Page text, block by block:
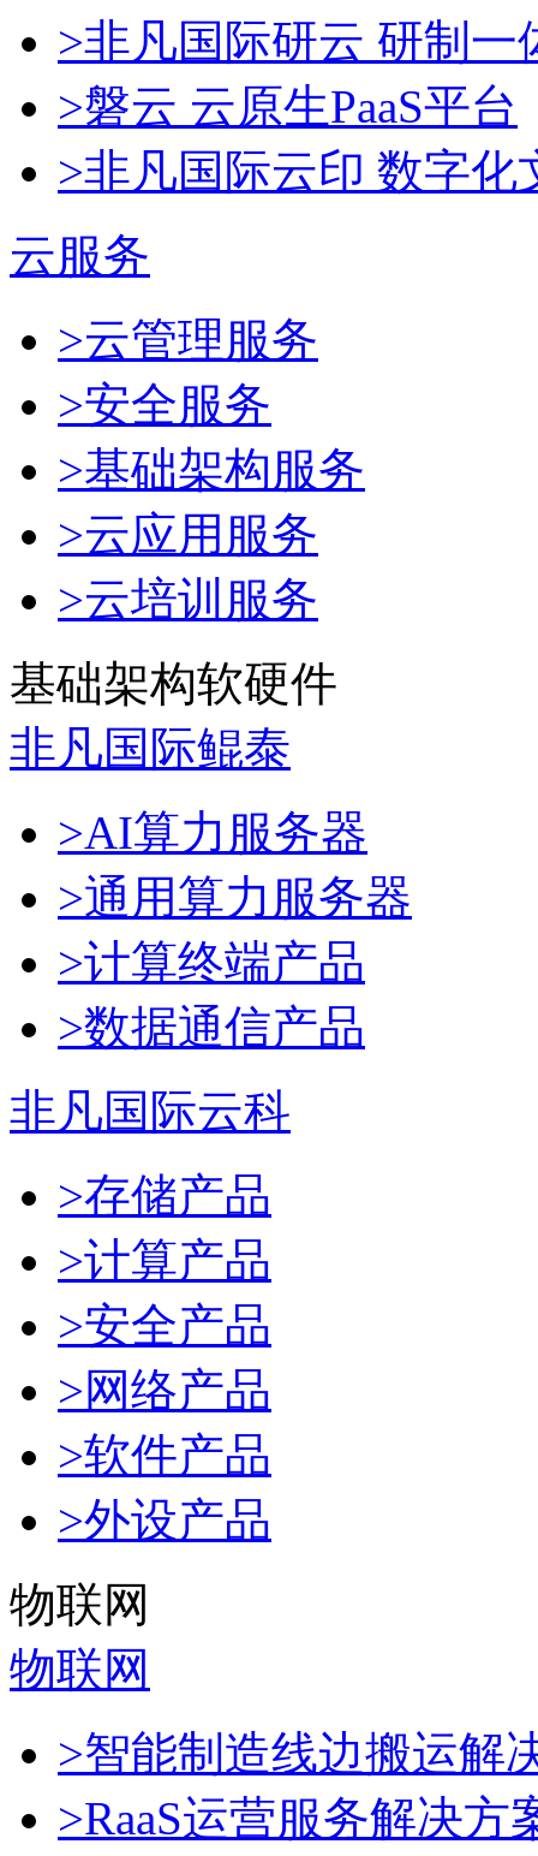
>非凡国际研云 研制
>磐云 云原生PaaS平台
>非凡国际云印 数字化
云服务
>云管理服务
>安全服务
>基础架构服务
>云应用服务
>云培训服务
基础架构软硬件
非凡国际鲲泰
>AI算力服务器
>通用算力服务器
>计算终端产品
>数据通信产品
非凡国际云科
>存储产品
>计算产品
>安全产品
>网络产品
>软件产品
>外设产品
物联网
物联网
>智能制造线边搬运解
>RaaS运营服务解决方